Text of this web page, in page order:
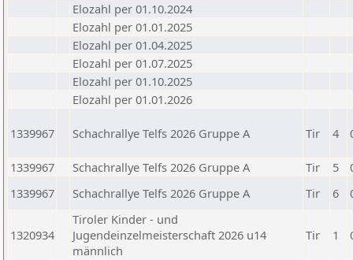
Elozahl per 01.10.2024
Elozahl per 01.01.2025
Elozahl per 01.04.2025
Elozahl per 01.07.2025
Elozahl per 01.10.2025
Elozahl per 01.01.2026
1339967 Schachrallye Telfs 2026 Gruppe A Tir 4
1339967 Schachrallye Telfs 2026 Gruppe A Tir 5
1339967
Schachrallye Telfs 2026 Gruppe A Tir 6
1320934
Tiroler Kinder - und
Jugendeinzelmeisterschaft 2026 u14
männlich
Tir 1